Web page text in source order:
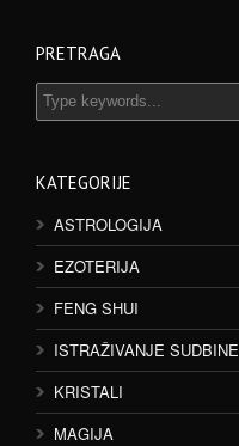
PRETRAGA
KATEGORIJE
ASTROLOGIJA
EZOTERIJA
FENG SHUI
ISTRAŽIVANJE SUDBINE
KRISTALI
MAGIJA